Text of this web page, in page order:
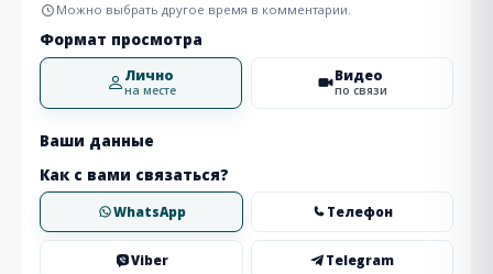
Можно выбрать другое время в комментарии.
Формат просмотра
Лично
на месте
Видео
по связи
Ваши данные
Как с вами связаться?
WhatsApp Телефон
Viber Telegram